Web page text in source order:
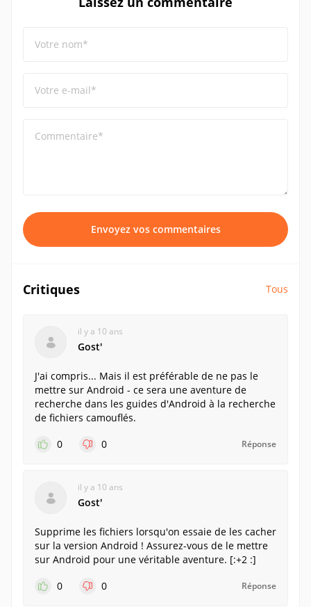
Votre nom*
Votre e-mail*
Commentaire*
Envoyez vos commentaires
Critiques Tous
il y a 10 ans
Gostʹ
J'ai compris... Mais il est préférable de ne pas le
mettre sur Android - ce sera une aventure de
recherche dans les guides d'Android à la recherche
de fichiers camouflés.
0
0 Réponse
il y a 10 ans
Gostʹ
Supprime les fichiers lorsqu'on essaie de les cacher
sur la version Android ! Assurez-vous de le mettre
sur Android pour une véritable aventure. [:+2 :]
0
0 Réponse